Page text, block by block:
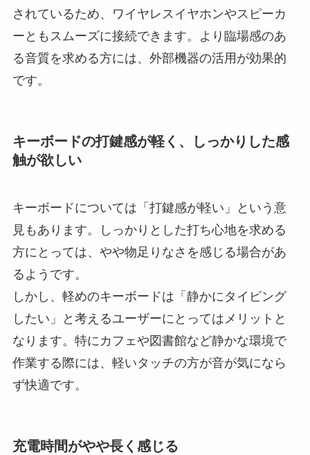
されているため、ワイヤレスイヤホンやスピーカ
ーともスムーズに接続できます。より臨場感のあ
る音質を求める方には、外部機器の活用が効果的
です。
キーボードの打鍵感が軽く、しっかりした感
触が欲しい
キーボードについては「打鍵感が軽い」という意
見もあります。しっかりとした打ち心地を求める
方にとっては、やや物足りなさを感じる場合があ
るようです。
しかし、軽めのキーボードは「静かにタイピング
したい」と考えるユーザーにとってはメリットと
なります。特にカフェや図書館など静かな環境で
作業する際には、軽いタッチの方が音が気になら
ず快適です。
充電時間がやや長く感じる